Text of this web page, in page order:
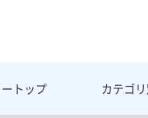
トップ カテゴリ